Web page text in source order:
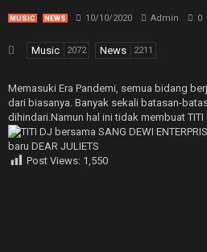
MUSIC NEWS 10/10/2020 Admin 0
Music 2072 News 2211
Memasuki Era Pandemi, semua bidang
dari biasanya. Banyak sekali batasan-
dihindari.Namun hal ini tidak membuat TITI
Post Views: 1,550